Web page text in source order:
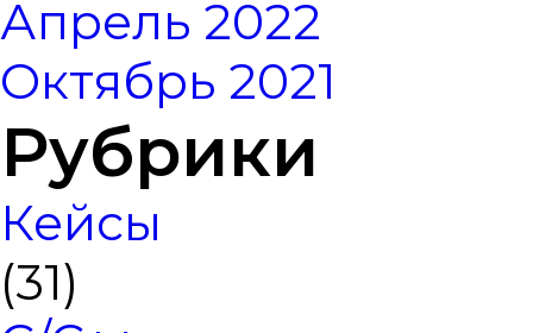
Апрель 2022
Октябрь 2021
Рубрики
Кейсы
(31)